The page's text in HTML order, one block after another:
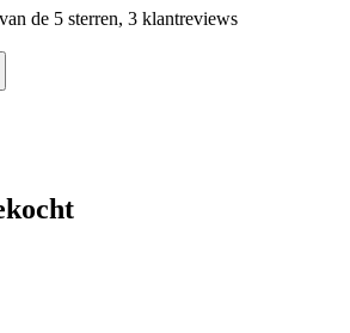
de 5 sterren, 3 klantreviews